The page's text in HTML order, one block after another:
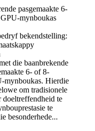
pasgemaakte 6-
mynboukas
bekendstelling:
die baanbrekende
6- of 8-
mynboukas. Hierdie
om tradisionele
doeltreffendheid te
te
besonderhede...